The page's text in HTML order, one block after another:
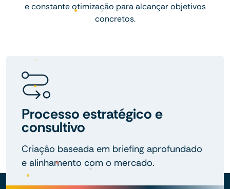
e constante otimização para alcançar objetivos
concretos.
Processo estratégico e
consultivo
Criação baseada em briefing aprofundado
e alinhamento com o mercado.